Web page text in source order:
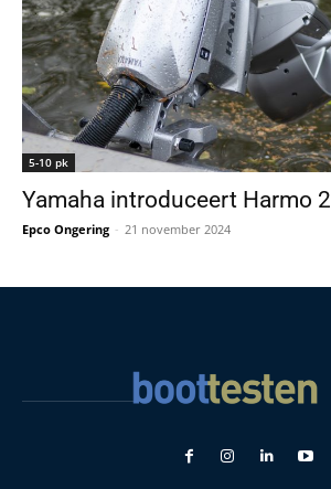
5-10 pk
Yamaha introduceert Harmo
Epco Ongering - 21 november 2024